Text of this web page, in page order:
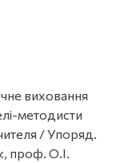
виховання
методисти
/ Упоряд.
проф. О.І.